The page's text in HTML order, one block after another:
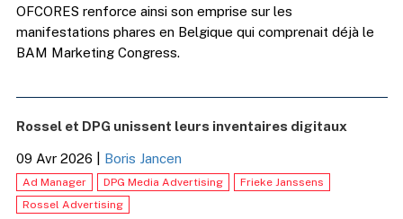
OFCORES renforce ainsi son emprise sur les
manifestations phares en Belgique qui comprenait déjà le
BAM Marketing Congress.
Rossel et DPG unissent leurs inventaires digitaux
09 Avr 2026 Boris Jancen
Ad Manager DPG Media Advertising
Frieke Janssens
Rossel Advertising